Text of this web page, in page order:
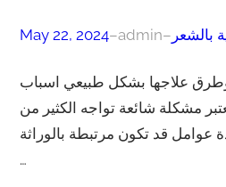
May 22, 2024–admin– بالشعر
وطرق علاجها بشكل طبيعي اسباب
مشكلة شائعة تواجه الكثير من
عوامل قد تكون مرتبطة بالوراثة،
…